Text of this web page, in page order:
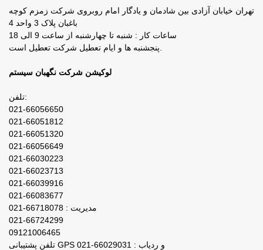
تهران خیابان آزادی بین شادمان و یادگار امام روبروی شرکت زمزم کوچه
باغبان پلاک 3 واحد 4
لوکیشن شرکت نگهبان سیستم
تلفن:
021-66056650
021-66051812
021-66051320
021-66056649
021-66030223
021-66023713
021-66039916
021-66083677
مدیریت : 66718078-021
021-66724299
09121006465
تلفن پشتیبانی GPS و ردیاب : 66029031-021